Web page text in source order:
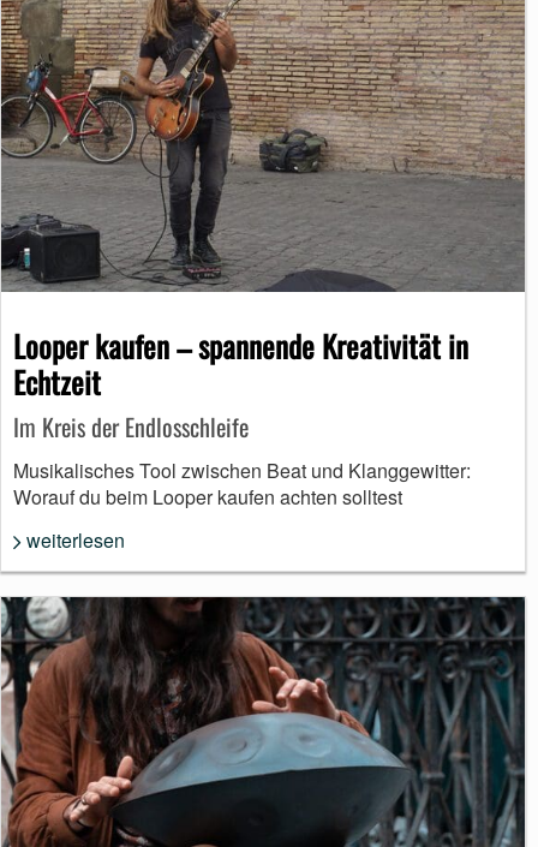
Looper kaufen – spannende Kreativität in
Echtzeit
Im Kreis der Endlosschleife
Musikalisches Tool zwischen Beat und Klanggewitter:
Worauf du beim Looper kaufen achten solltest
weiterlesen